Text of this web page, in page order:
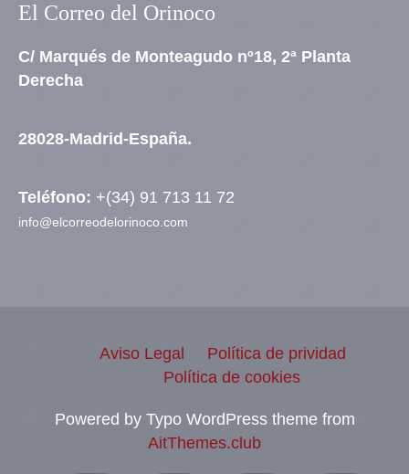
El Correo del Orinoco
C/ Marqués de Monteagudo nº18, 2ª Planta
Derecha
28028-Madrid-España.
Teléfono: +(34) 91 713 11 72
info@elcorreodelorinoco.com
Aviso Legal
Política de prividad
Política de cookies
Powered by Typo WordPress theme from
AitThemes.club